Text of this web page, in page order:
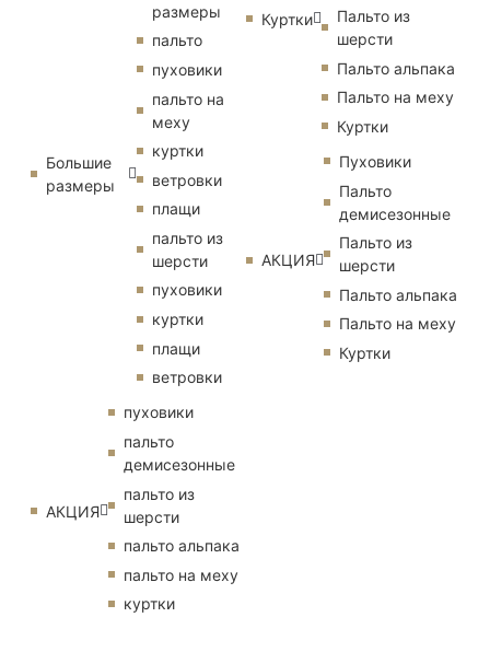
Большие
размеры
размеры
пальто
пуховики
пальто на
меху
куртки
ветровки
плащи
пальто из
шерсти
пуховики
куртки
плащи
ветровки
АКЦИЯ
пуховики
пальто
демисезонные
пальто из
шерсти
пальто альпака
пальто на меху
куртки
Куртки
Пальто из
шерсти
Пальто альпака
Пальто на меху
Куртки
АКЦИЯ
Пуховики
Пальто
демисезонные
Пальто из
шерсти
Пальто альпака
Пальто на меху
Куртки